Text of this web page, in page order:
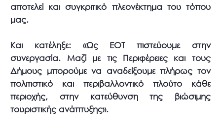
αποτελεί και συγκριτικό πλεονέκτημα του τόπου
μας.
Και κατέληξε: «Ως ΕΟΤ πιστεύουμε στην
συνεργασία. Μαζί με τις Περιφέρειες και τους
Δήμους μπορούμε να αναδείξουμε πλήρως τον
πολιτιστικό και περιβαλλοντικό πλούτο κάθε
περιοχής, στην κατεύθυνση της βιώσιμης
τουριστικής ανάπτυξης».